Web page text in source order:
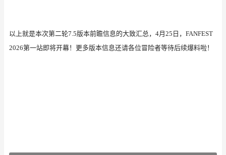
以上就是本次第二轮7.5版本前瞻信息的大致汇总，4月25日，FANFEST
2026第一站即将开幕！更多版本信息还请各位冒险者等待后续爆料啦！